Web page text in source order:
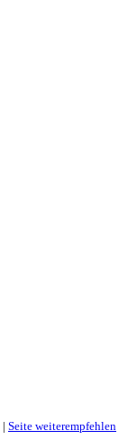
| Seite weiterempfehlen